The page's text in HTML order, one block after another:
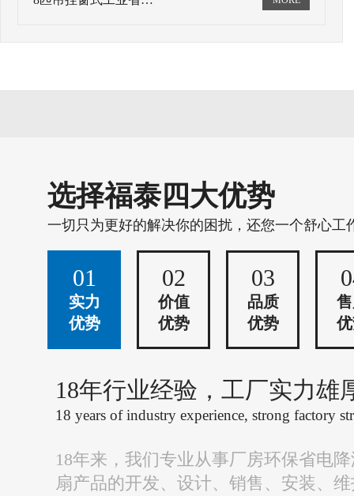
选择福泰四大优势
一切只为更好的解决你的困扰，还您一个舒心工
01
实力
优势
02
价值
优势
03
品质
优势
18年行业经验，工厂实力雄
18 years of industry experience, strong factory
18年来，我们专业从事厂房环保省电
扇产品的开发、设计、销售、安装、